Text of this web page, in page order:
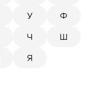
У Ф
Ч Ш
Я